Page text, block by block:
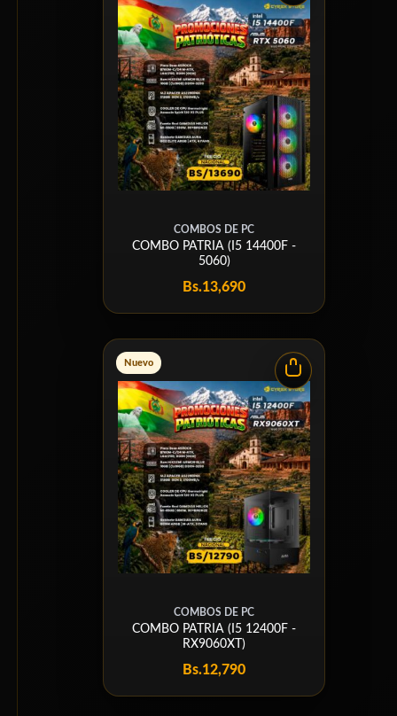
COMBOS DE PC
COMBO PATRIA (I5 14400F -
5060)
Bs.13,690
Nuevo
COMBOS DE PC
COMBO PATRIA (I5 12400F -
RX9060XT)
Bs.12,790